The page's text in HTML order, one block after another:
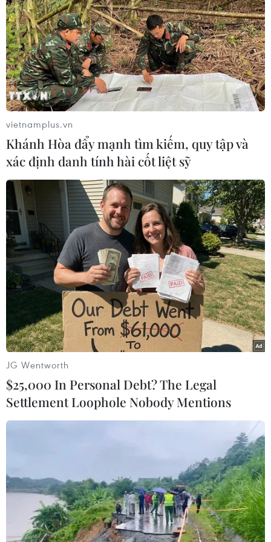
thúc đẩy một số hợp tác cụ thể như: (i) Hỗ trợ
xây dựng khung pháp lý và chính sách an toàn
hạt nhân, giúp Việt Nam đáp ứng các tiêu chuẩn
quốc tế; (ii) Tăng cường công tác đào tạo và phát
triển nguồn nhân lực; (iii) Chuyển giao công
nghệ và hỗ trợ kỹ thuật; (iv) Hợp tác nghiên cứu
và trao đổi chuyên gia./.
Thủ tướng Phạm Minh
Chính đề nghị Pháp hỗ trợ
Việt Nam phát triển điện
hạt nhân
Thủ tướng Phạm Minh Chính đề nghị Tập đoàn
Điện lực Pháp EDF mở rộng đầu tư, chuyển đổi
năng lượng xanh, năng lượng sạch tại Việt Nam
và hỗ trợ đối tác Việt Nam phát triển các dự án
điện hạt nhân.
(TTXVN/Vietnam+)
vietnamplus.vn
Khánh Hòa đẩy mạnh tìm kiếm, quy tập và
xác định danh tính hài cốt liệt sỹ
JG Wentworth
$25,000 In Personal Debt? The Legal
Settlement Loophole Nobody Mentions